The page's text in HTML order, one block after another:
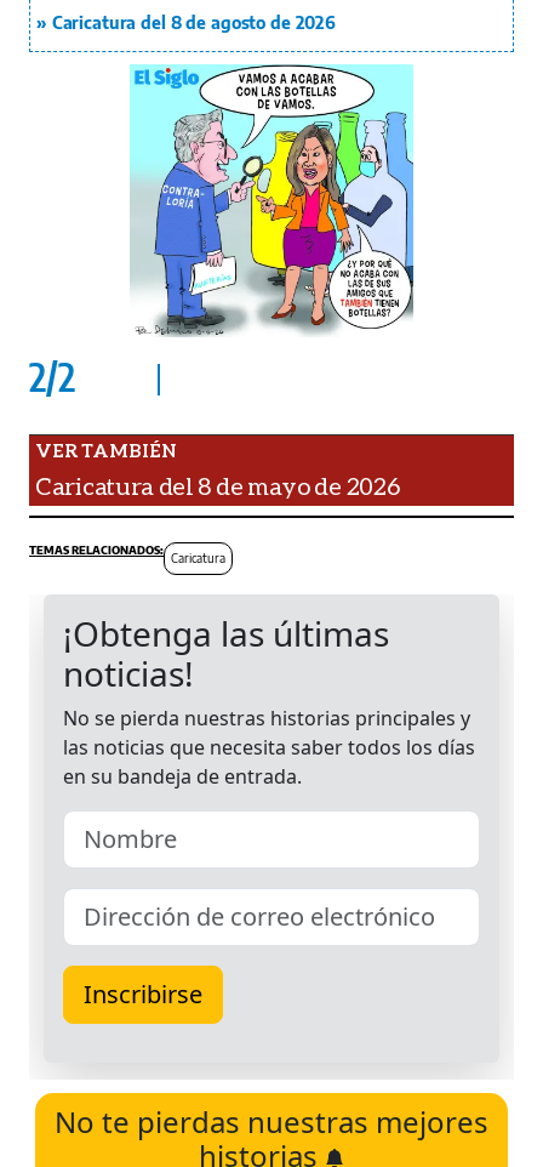
Caricatura del 8 de agosto de 2026
2/2
Caricatura del 8 de mayo de 2026
Caricatura
No te pierdas nuestras mejores
historias